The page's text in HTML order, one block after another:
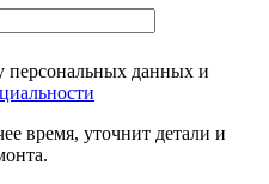
персональных данных и
время, уточнит детали и